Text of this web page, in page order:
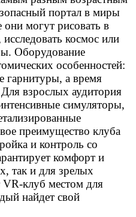
портал в миры
они могут рисовать в
космос или
Оборудование
особенностей:
гарнитуры, а время
Для взрослых аудитория
симуляторы,
преимущество клуба
и контроль со
комфорт и
так и для зрелых
VR-клуб местом для
найдет свой